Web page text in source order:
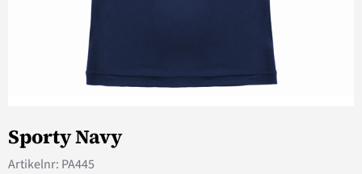
Sporty Navy
Artikelnr: PA445